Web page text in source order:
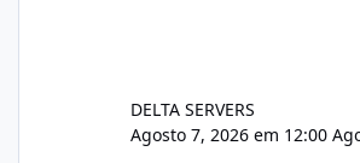
DELTA SERVERS
Agosto 7, 2026 em 12:00